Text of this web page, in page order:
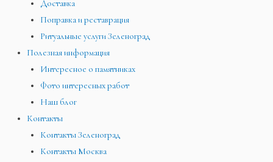
Доставка
Поправка и реставрация
Ритуальные услуги Зеленоград
Полезная информация
Интересное о памятниках
Фото интересных работ
Наш блог
Контакты
Контакты Зеленоград
Контакты Москва